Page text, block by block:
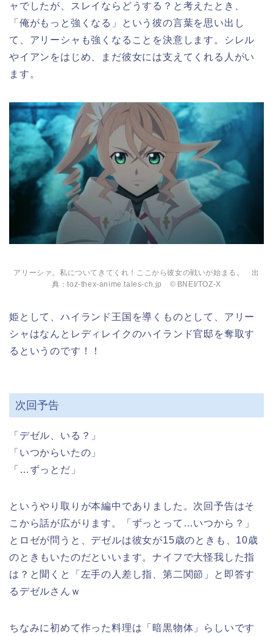
ャでしたが、スレイならどうする？と考えたとき、
「俺がもっと強くなる」という彼の言葉を思い出し
て、アリーシャも強くなることを決意します。シレル
やイアンをはじめ、まだ彼女には支えてくれる人がい
ます。
アリーシァ。私についてきてくれ！ここから彼女の戦いが始まる。 出
典：toz-thex-anime.tales-ch.jp © BNEI/TOZ-X
姫として、ハイランド王国を導くものとして、アリー
シャはなんとレディレイクのハイランド官邸を奪取す
るというのです！！
次回予告
「デゼル、いる？」
「いつからいたの」
「…ずっとだ」
というやり取りが本編中でありました。次回予告はそ
こから話が広がります。「ずっとって…いつから？」
とロゼが問うと、デゼルは彼女が15歳のときも、10歳
のときもいたのだといいます。ナイフで大怪我した指
は？と聞くと「左手の人差し指、第二関節」と即答す
るデゼルさんｗ
ちなみに初めて作った料理は「暗黒物体」らしいです